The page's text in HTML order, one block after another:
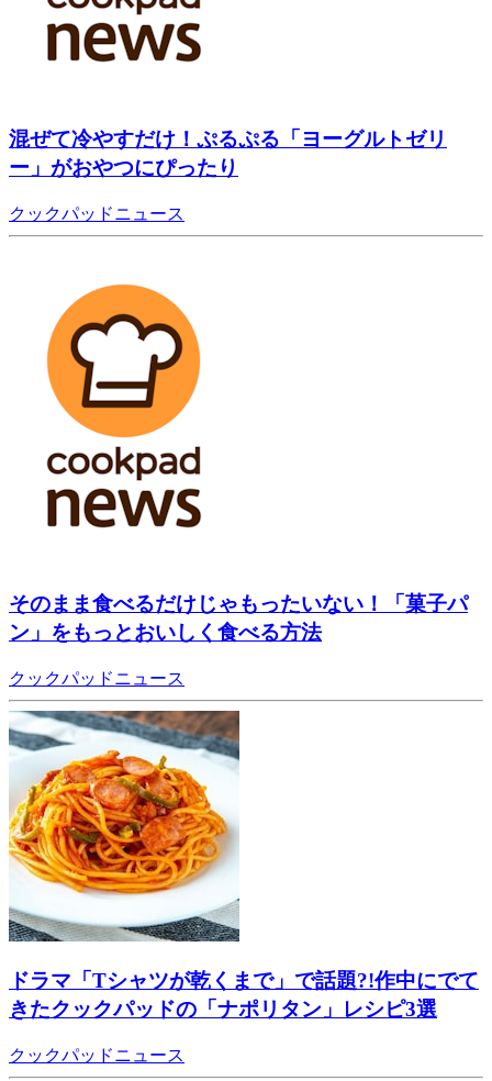
混ぜて冷やすだけ！ぷるぷる「ヨーグルトゼリ
ー」がおやつにぴったり
クックパッドニュース
そのまま食べるだけじゃもったいない！「菓子パ
ン」をもっとおいしく食べる方法
クックパッドニュース
ドラマ「Tシャツが乾くまで」で話題?!作中にでて
きたクックパッドの「ナポリタン」レシピ3選
クックパッドニュース